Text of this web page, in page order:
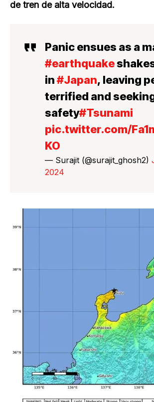
de tren de alta velocidad.
Panic ensues as a
#earthquake
in#Japan, leaving
terrified and
safety#Tsunami
pic.twitter.com/
KO
— Surajit (@surajit_ghosh2)
2024